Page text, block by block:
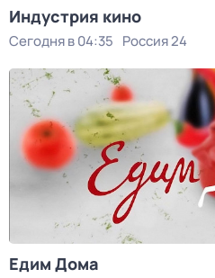
Индустрия кино
Сегодня в 04:35 Россия 24
Едим Дома